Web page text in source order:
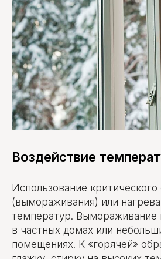
Воздействие
Использование
(вымораживания) или
температур. Вымораживание
в частных домах или
помещениях. К «горячей»